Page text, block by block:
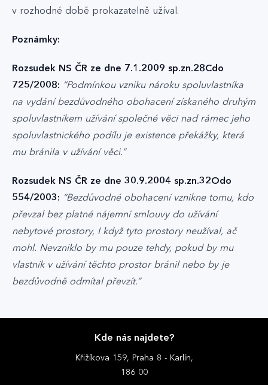
v rozhodné době prokazatelně užíval.
Poznámky:
Rozsudek NS ČR ze dne 7.1.2009 sp.zn.28Cdo
725/2008: “Podmínkou vzniku nároku spoluvlastníka
na vydání bezdůvodného obohacení získaného druhým
spoluvlastníkem užívání společné věci nad rámec jeho
spoluvlastnického podílu je existence překážky, která
mu bránila v užívání věci.”
Rozsudek NS ČR ze dne 30.9.2004 sp.zn.32Odo
554/2003: “Bezdůvodné obohacení vznikne tomu, kdo
převzal bez platné nájemní smlouvy do užívání
nebytové prostory, I když tyto prostory neužíval, ač
mohl. Nevzniklo by mu pouze tehdy, pokud by mu
vlastník v užívání těchto prostor bránil nebo by je
bezdůvodně odmítal převzít.”
Kde nás najdete?
Křižíkova 159, Praha 8 - Karlín,
186 00